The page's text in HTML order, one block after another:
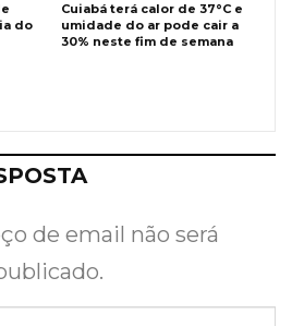
do
Cuiabá terá calor de 37°C e
umidade do ar pode cair a
30% neste fim de semana
de email não será